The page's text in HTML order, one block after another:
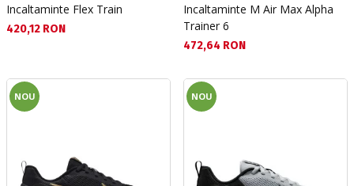
Incaltaminte Flex Train
Текуща цена:
420,12 RON
Incaltaminte M Air Max Alpha
Trainer 6
Текуща цена:
472,64 RON
NOU NOU